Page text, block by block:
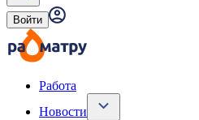
Войти
Работа
Новости